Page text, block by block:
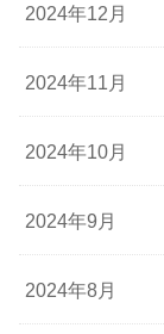
2024年12月
2024年11月
2024年10月
2024年9月
2024年8月